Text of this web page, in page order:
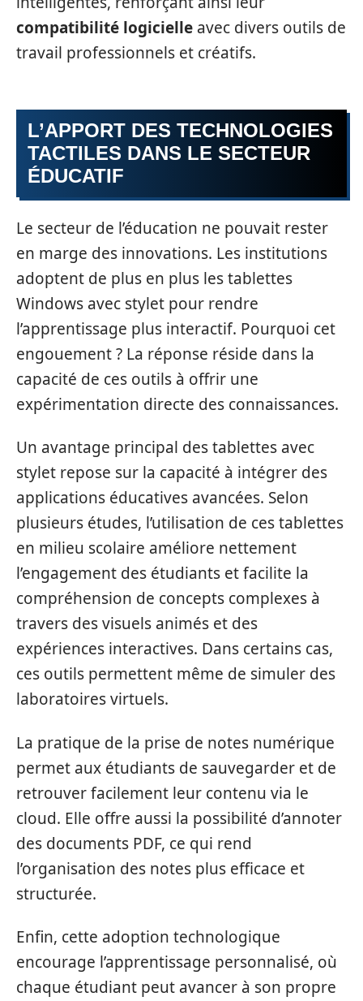
compatibilité logicielle avec divers outils de
travail professionnels et créatifs.
L’APPORT DES TECHNOLOGIES
TACTILES DANS LE SECTEUR
ÉDUCATIF
Le secteur de l’éducation ne pouvait rester
en marge des innovations. Les institutions
adoptent de plus en plus les tablettes
Windows avec stylet pour rendre
l’apprentissage plus interactif. Pourquoi cet
engouement ? La réponse réside dans la
capacité de ces outils à offrir une
expérimentation directe des connaissances.
Un avantage principal des tablettes avec
stylet repose sur la capacité à intégrer des
applications éducatives avancées. Selon
plusieurs études, l’utilisation de ces tablettes
en milieu scolaire améliore nettement
l’engagement des étudiants et facilite la
compréhension de concepts complexes à
travers des visuels animés et des
expériences interactives. Dans certains cas,
ces outils permettent même de simuler des
laboratoires virtuels.
La pratique de la prise de notes numérique
permet aux étudiants de sauvegarder et de
retrouver facilement leur contenu via le
cloud. Elle offre aussi la possibilité d’annoter
des documents PDF, ce qui rend
l’organisation des notes plus efficace et
structurée.
Enfin, cette adoption technologique
encourage l’apprentissage personnalisé, où
chaque étudiant peut avancer à son propre